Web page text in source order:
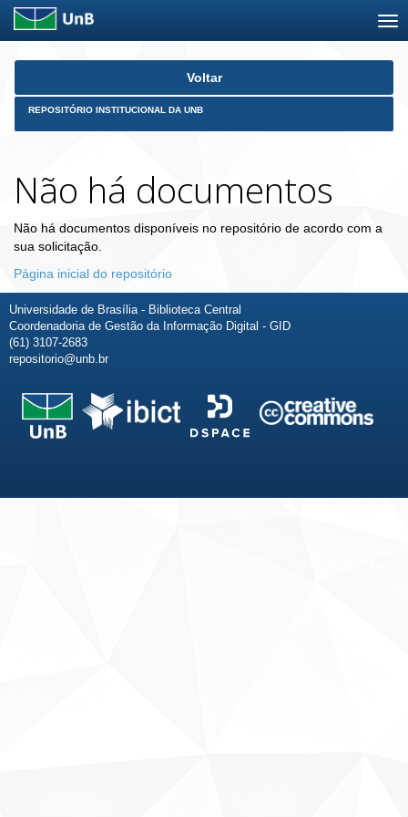
Skip
Voltar
REPOSITÓRIO INSTITUCIONAL DA UNB
Não há documentos
Não há documentos disponíveis no repositório de acordo com a
sua solicitação.
Página inicial do repositório
Universidade de Brasília - Biblioteca Central
Coordenadoria de Gestão da Informação Digital - GID
(61) 3107-2683
repositorio@unb.br